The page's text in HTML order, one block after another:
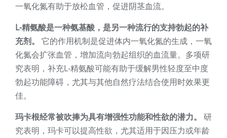
一氧化氮有助于放松血管，促进阴茎血流。
L-精氨酸是一种氨基酸，是另一种流行的支持勃起的补
充剂。
它的作用机制是促进体内一氧化氮的生成，一氧
化氮会扩张血管，增加流向勃起组织的血流量。多项研
究表明，补充L-精氨酸可能有助于缓解男性轻度至中度
勃起功能障碍，尤其与其他自然疗法结合使用时效果更
佳。
玛卡根经常被吹捧为具有增强性功能和性欲的潜力。
研
究表明，玛卡可以提高性欲，尤其适用于因压力或年龄